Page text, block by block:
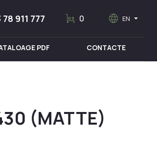
78 911 777 trolley 0 language EN arrow_drop_down
PDF CONTACTE
(MATTE)